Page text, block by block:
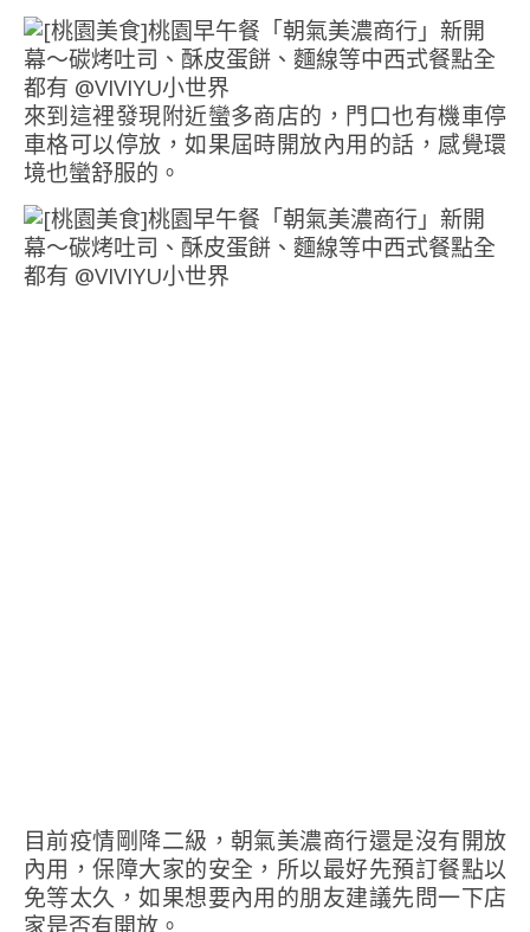
來到這裡發現附近蠻多商店的，門口也有機車停
車格可以停放，如果屆時開放內用的話，感覺環
境也蠻舒服的。
目前疫情剛降二級，朝氣美濃商行還是沒有開放
內用，保障大家的安全，所以最好先預訂餐點以
免等太久，如果想要內用的朋友建議先問一下店